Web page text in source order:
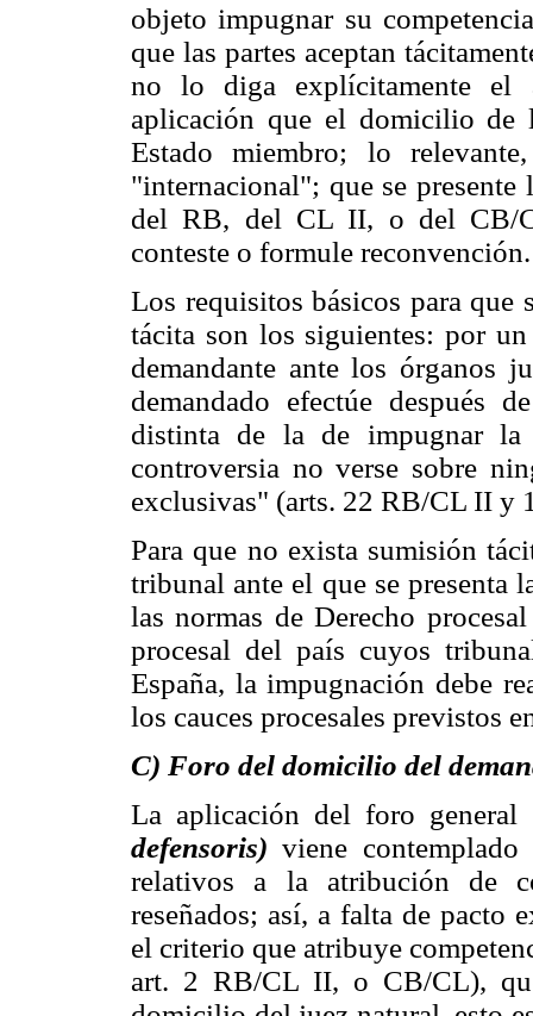
objeto impugnar su
que las partes aceptan
no lo diga explícitamente el
aplicación que el domicilio de
Estado miembro; lo
"internacional"; que se
del RB, del CL II, o del CB/
conteste o formule reconvención.
Los requisitos básicos para que
tácita son los siguientes: por
demandante ante los órganos
demandado efectúe después
distinta de la de impugnar
controversia no verse sobre
exclusivas" (arts. 22 RB/CL II y
Para que no exista sumisión
tribunal ante el que se presenta
las normas de Derecho
procesal del país cuyos
España, la impugnación debe
los cauces procesales previstos
C) Foro del domicilio del
La aplicación del foro
defensoris)viene
relativos a la atribución de
reseñados; así, a falta de pacto
el criterio que atribuye
art. 2 RB/CL II, o CB/CL),